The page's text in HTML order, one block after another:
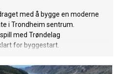
med å bygge en moderne
i Trondheim sentrum.
med Trøndelag
for byggestart.